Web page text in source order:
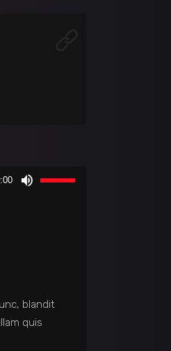
decrease
volume.
blandit
quis